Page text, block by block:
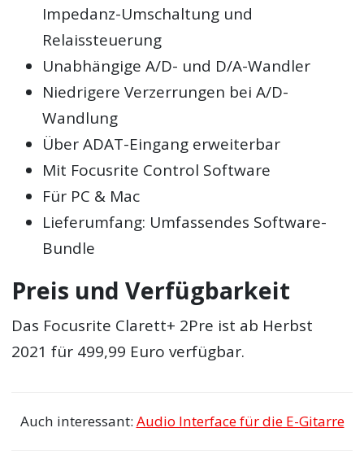
Impedanz-Umschaltung und
Relaissteuerung
Unabhängige A/D- und D/A-Wandler
Niedrigere Verzerrungen bei A/D-
Wandlung
Über ADAT-Eingang erweiterbar
Mit Focusrite Control Software
Für PC & Mac
Lieferumfang: Umfassendes Software-
Bundle
Preis und Verfügbarkeit
Das Focusrite Clarett+ 2Pre ist ab Herbst
2021 für 499,99 Euro verfügbar.
Auch interessant: Audio Interface für die E-Gitarre